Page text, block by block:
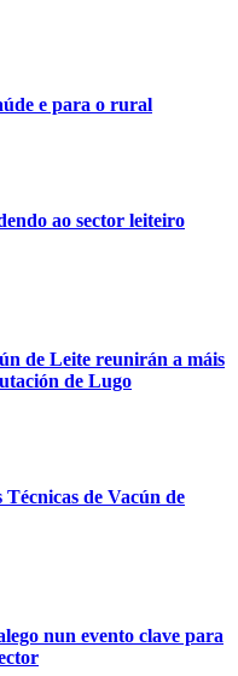
e para o rural
ao sector leiteiro
de Leite reunirán a máis
de Lugo
de Vacún de
nun evento clave para